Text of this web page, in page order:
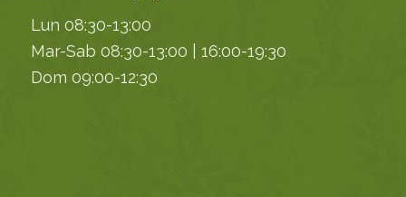
Lun 08:30-13:00
Mar-Sab 08:30-13:00 | 16:00-19:30
Dom 09:00-12:30